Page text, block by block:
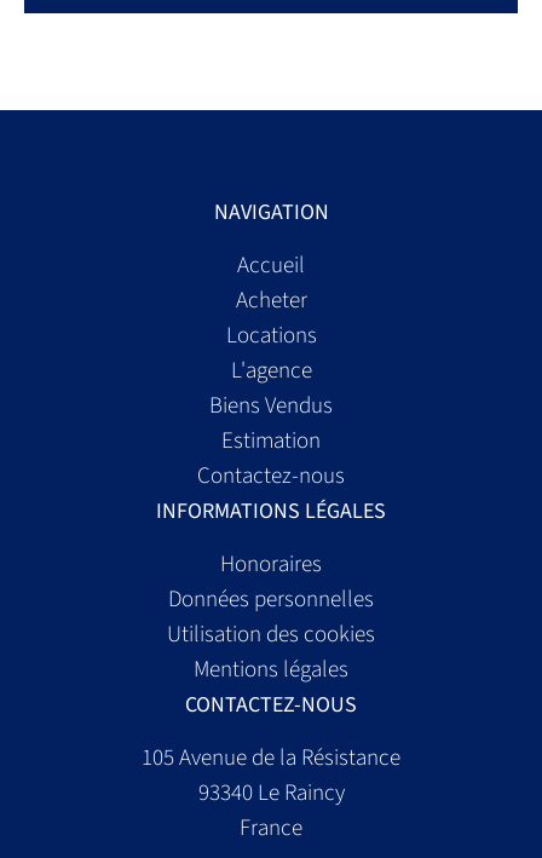
NAVIGATION
Accueil
Acheter
Locations
L'agence
Biens Vendus
Estimation
Contactez-nous
INFORMATIONS LÉGALES
Honoraires
Données personnelles
Utilisation des cookies
Mentions légales
CONTACTEZ-NOUS
105 Avenue de la Résistance
93340Le Raincy
France